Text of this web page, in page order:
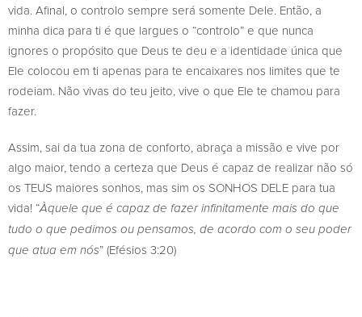
vida. Afinal, o controlo sempre será somente Dele. Então, a
minha dica para ti é que largues o “controlo” e que nunca
ignores o propósito que Deus te deu e a identidade única que
Ele colocou em ti apenas para te encaixares nos limites que te
rodeiam. Não vivas do teu jeito, vive o que Ele te chamou para
fazer.
Assim, sai da tua zona de conforto, abraça a missão e vive por
algo maior, tendo a certeza que Deus é capaz de realizar não só
os TEUS maiores sonhos, mas sim os SONHOS DELE para tua
vida! “Àquele que é capaz de fazer infinitamente mais do que
tudo o que pedimos ou pensamos, de acordo com o seu poder
que atua em nós” (Efésios 3:20)